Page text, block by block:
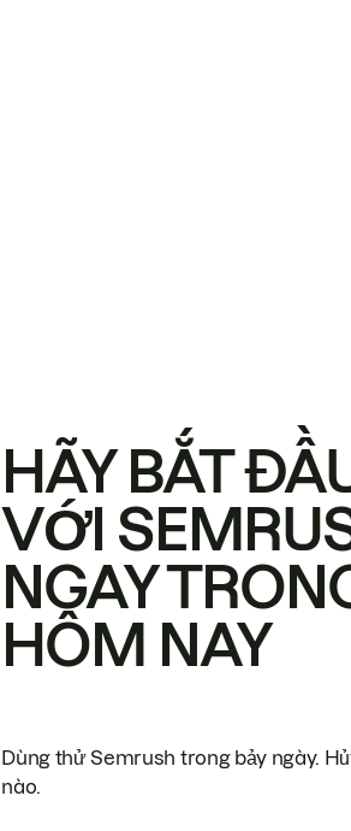
HÃY BẮT
VỚI
NGAY
HÔM NAY
Dùng thử Semrush trong bảy ngày.
nào.